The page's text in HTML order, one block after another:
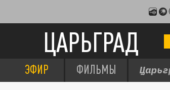
ЦАРЬГРАД
ЭФИР ФИЛЬМЫ